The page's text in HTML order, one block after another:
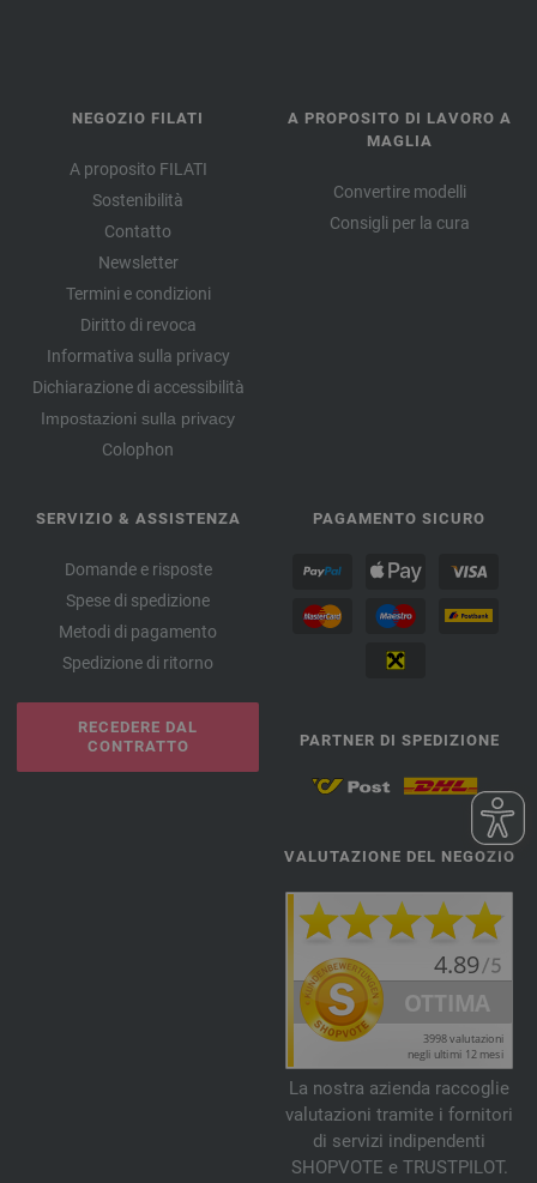
NEGOZIO FILATI
A proposito FILATI
Sostenibilità
Contatto
Newsletter
Termini e condizioni
Diritto di revoca
Informativa sulla privacy
Dichiarazione di accessibilità
Impostazioni sulla privacy
Colophon
A PROPOSITO DI LAVORO A
MAGLIA
Convertire modelli
Consigli per la cura
SERVIZIO & ASSISTENZA
Domande e risposte
Spese di spedizione
Metodi di pagamento
Spedizione di ritorno
RECEDERE DAL
CONTRATTO
PAGAMENTO SICURO
PARTNER DI SPEDIZIONE
VALUTAZIONE DEL NEGOZIO
La nostra azienda raccoglie
valutazioni tramite i fornitori
di servizi indipendenti
SHOPVOTE e TRUSTPILOT.